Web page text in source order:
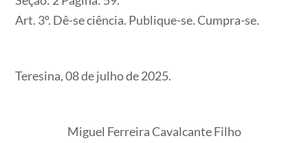
Art. 3º. Dê-se ciência. Publique-se. Cumpra-se.
Teresina, 08 de julho de 2025.
Miguel Ferreira Cavalcante Filho